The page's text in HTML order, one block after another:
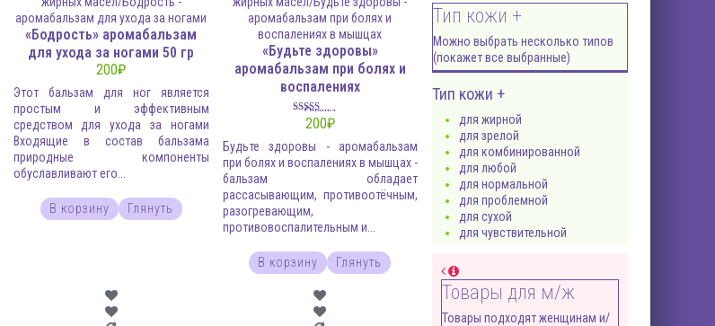
«Бодрость» аромабальзам
для ухода за ногами 50 гр
200₽
Этот бальзам для ног является
простым и эффективным
средством для ухода за ногами
Входящие в состав бальзама
природные компоненты
обуславливают его...
В корзину Глянуть
«Будьте здоровы»
аромабальзам при болях и
воспалениях
Оценка
5.00
из 5
200₽
Будьте здоровы - аромабальзам
при болях и воспалениях в мышцах -
бальзам обладает
рассасывающим, противоотёчным,
разогревающим,
противовоспалительным и...
В корзину Глянуть
Тип кожи +
Можно выбрать несколько типов
(покажет все выбранные)
Тип кожи +
для жирной
для зрелой
для комбинированной
для любой
для нормальной
для проблемной
для сухой
для чувствительной
Товары для м/ж
Товары подходят женщинам и/